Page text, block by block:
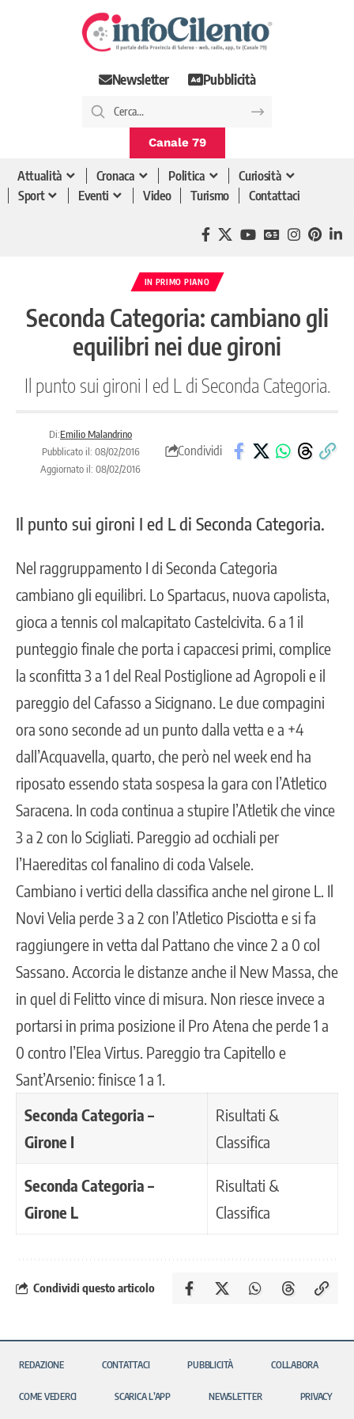
Newsletter Pubblicità
Canale 79
Attualità Cronaca Politica
Curiosità
Sport
Eventi Video Turismo Contattaci
IN PRIMO PIANO
Seconda Categoria: cambiano gli
equilibri nei due gironi
Il punto sui gironi I ed L di Seconda Categoria.
Di:Emilio Malandrino
Pubblicato il: 08/02/2016
Aggiornato il: 08/02/2016
Condividi
Il punto sui gironi I ed L di Seconda Categoria.
Nel raggruppamento I di Seconda Categoria
cambiano gli equilibri. Lo Spartacus, nuova capolista,
gioca a tennis col malcapitato Castelcivita. 6 a 1 il
punteggio finale che porta i capaccesi primi, complice
la sconfitta 3 a 1 del Real Postiglione ad Agropoli e il
pareggio del Cafasso a Sicignano. Le due compagini
ora sono seconde ad un punto dalla vetta e a +4
dall’Acquavella, quarto, che però nel week end ha
riposato essendo stata sospesa la gara con l’Atletico
Saracena. In coda continua a stupire l’Atletik che vince
3 a 2 con lo Scigliati. Pareggio ad occhiali per
l’Haereditas col fanalino di coda Valsele.
Cambiano i vertici della classifica anche nel girone L. Il
Novi Velia perde 3 a 2 con l’Atletico Pisciotta e si fa
raggiungere in vetta dal Pattano che vince 2 a 0 col
Sassano. Accorcia le distanze anche il New Massa, che
in quel di Felitto vince di misura. Non riesce invece a
portarsi in prima posizione il Pro Atena che perde 1 a
0 contro l’Elea Virtus. Pareggio tra Capitello e
Sant’Arsenio: finisce 1 a 1.
Seconda Categoria –
Girone I
Risultati &
Classifica
Seconda Categoria –
Girone L
Risultati &
Classifica
Condividi questo articolo
REDAZIONE CONTATTACI PUBBLICITÀ COLLABORA
COME VEDERCI SCARICA L’APP NEWSLETTER PRIVACY